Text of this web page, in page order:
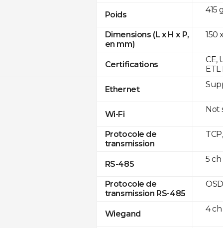
Poids
Dimensions (L x H x P,
en mm)
Certifications
Ethernet
Wi-Fi
Protocole de
transmission
RS-485
Protocole de
transmission RS-485
Wiegand
415
150
CE,
ETL
Not
5 ch
4 ch